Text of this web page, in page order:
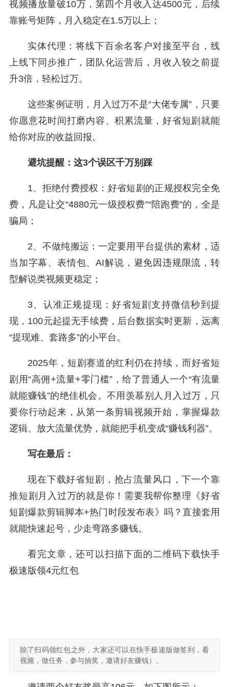
视频播放量破10万，第四个月收入达4500元，后续
靠账号矩阵，月入稳定在1.5万以上；
实体代理：将线下百余名客户对接至平台，线
上线下同步推广，团队化运营后，月收入较之前提
升3倍，轻松过万。
这些案例证明，月入过万不是“大佬专属”，只要
你愿意花时间打磨内容、积累流量，好省短剧就能
给你对应的收益回报。
避坑提醒：这3个误区千万别踩
1、拒绝付费授权：好省短剧的正规授权完全免
费，凡是让交“4880元一级授权费”“陪跑费”的，全是
骗局；
2、不做纯搬运：一定要用平台提供的素材，适
当加字幕、表情包、AI解说，避免因违规限流，转
型解说类视频更稳定；
3、认准正规提现：好省短剧支持微信秒到提
现，100元起提无手续费，后台数据实时更新，远离
“提现难、套路多”的小平台。
2025年，短剧赛道的红利仍在持续，而好省短
剧用“高佣+流量+零门槛”，给了普通人一个“有流量
就能赚钱”的绝佳机会。不用羡慕别人月入过万，只
要你行动起来，从第一条剪辑视频开始，掌握爆款
逻辑、放大流量优势，就能把手机变成“赚钱利器”。
写在最后：
现在下载好省短剧，抢占流量风口，下一个靠
推短剧月入过万的就是你！需要我帮你整理《好省
短剧爆款剪辑脚本+热门时段发布表》吗？直接套用
就能快速起号，少走弯路多赚钱。
看完文章，还可以扫描下面的二维码下载快手
极速版领4元红包
除了扫码领红包之外，大家还可以在快手极速版做签到，看
视频，做任务，参与抽奖，邀请好友赚钱）。